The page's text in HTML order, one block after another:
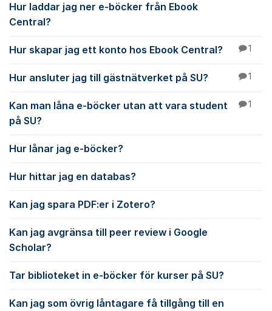
Hur laddar jag ner e-böcker från Ebook
Central?
Hur skapar jag ett konto hos Ebook Central? 1
Hur ansluter jag till gästnätverket på SU? 1
Kan man låna e-böcker utan att vara student
på SU?
1
Hur lånar jag e-böcker?
Hur hittar jag en databas?
Kan jag spara PDF:er i Zotero?
Kan jag avgränsa till peer review i Google
Scholar?
Tar biblioteket in e-böcker för kurser på SU?
Kan jag som övrig låntagare få tillgång till en